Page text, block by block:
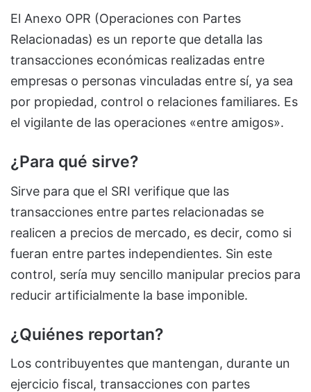
El Anexo OPR (Operaciones con Partes
Relacionadas) es un reporte que detalla las
transacciones económicas realizadas entre
empresas o personas vinculadas entre sí, ya sea
por propiedad, control o relaciones familiares. Es
el vigilante de las operaciones «entre amigos».
¿Para qué sirve?
Sirve para que el SRI verifique que las
transacciones entre partes relacionadas se
realicen a precios de mercado, es decir, como si
fueran entre partes independientes. Sin este
control, sería muy sencillo manipular precios para
reducir artificialmente la base imponible.
¿Quiénes reportan?
Los contribuyentes que mantengan, durante un
ejercicio fiscal, transacciones con partes